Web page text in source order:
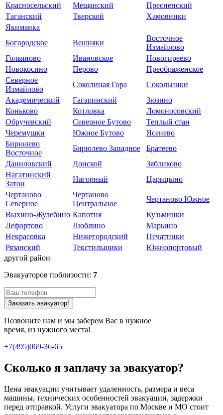
Красносельский
Мещанский
Пресненский
Таганский
Тверской
Хамовники
Якиманка
Богородское
Вешняки
Восточное
Измайлово
Гольяново
Ивановское
Новогиреево
Новокосино
Перово
Преображенское
Северное
Измайлово
Соколиная Гора
Сокольники
Академический
Гагаринский
Зюзино
Коньково
Котловка
Ломоносовский
Обручевский
Северное Бутово
Теплый стан
Черемушки
Южное Бутово
Ясенево
Бирюлево
Восточное
Бирюлево Западное
Братеево
Даниловский
Донской
Зябликово
Нагатинский
Затон
Нагорный
Царицыно
Чертаново
Северное
Чертаново
Центральное
Чертаново Южное
Выхино-Жулебино Капотня
Кузьминки
Лефортово
Люблино
Марьино
Некрасовка
Нижегородский
Печатники
Рязанский
Текстильщики
Южнопортовый
другой район
Эвакуаторов поблизости: 7
Заказать эвакуатор!
Позвоните нам и мы заберем Вас в нужное
время, из нужного места!
+7(495)069-36-65
Сколько я заплачу за эвакуатор?
Цена эвакуации учитывает удаленность, размера и веса
машины, технических особенностей эвакуации, задержки
перед отправкой. Услуги эвакуатора по Москве и МО стоит